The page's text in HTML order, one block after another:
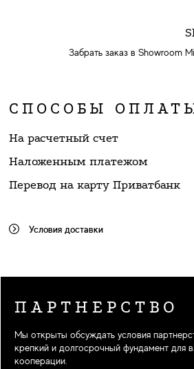
Забрать заказ в Showroom
СПОСОБЫ
На расчетный счет
Наложенным платежом
Перевод на карту Приватбанк
Условия доставки
ПАРТНЕРСТВО
Мы открыты обсуждать условия
крепкий и долгосрочный фундамент для
кооперации.